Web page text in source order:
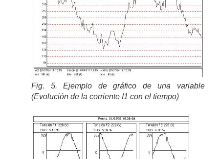
Fig. 5. Ejemplo de gráfico de una variable
(Evolución de la corriente I1 con el tiempo)